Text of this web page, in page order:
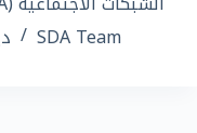
SDA Team